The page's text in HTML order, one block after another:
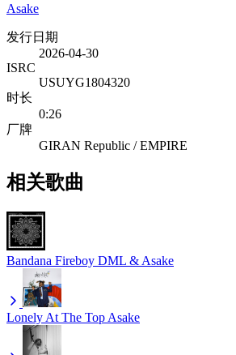
Asake
发行日期
2026-04-30
ISRC
USUYG1804320
时长
0:26
厂牌
GIRAN Republic / EMPIRE
相关歌曲
Bandana Fireboy DML & Asake
Lonely At The Top Asake